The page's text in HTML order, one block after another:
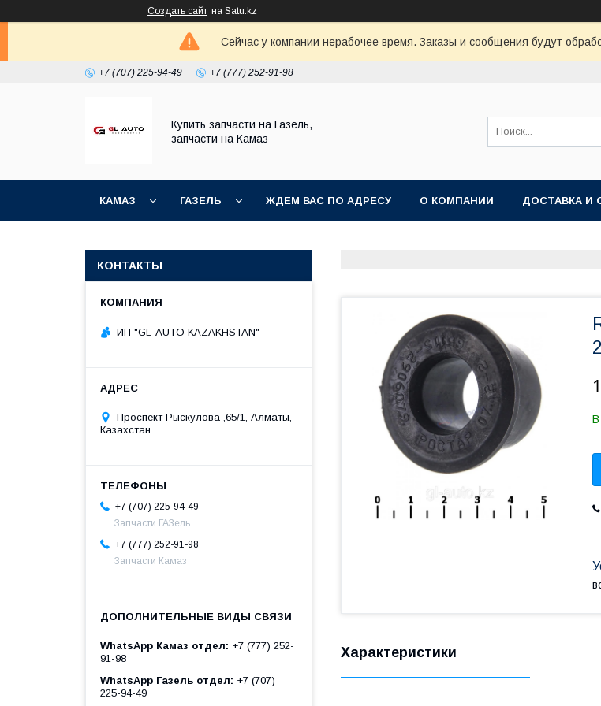
Создать сайт на Satu.kz
Сейчас у компании нерабочее время. Заказы и сообщения будут
+7 (707) 225-94-49 +7 (777) 252-91-98
Купить запчасти на Газель,
запчасти на Камаз
КАМАЗ ГАЗЕЛЬ ЖДЕМ ВАС ПО АДРЕСУ О КОМПАНИИ ДОСТАВКА И
В
Характеристики
КОНТАКТЫ
ИП "GL-AUTO KAZAKHSTAN"
Проспект Рыскулова ,65/1, Алматы,
Казахстан
+7 (707) 225-94-49
Запчасти ГАЗель
+7 (777) 252-91-98
Запчасти Камаз
WhatsApp Камаз отдел
+7 (777) 252-
91-98
WhatsApp Газель отдел
+7 (707)
225-94-49